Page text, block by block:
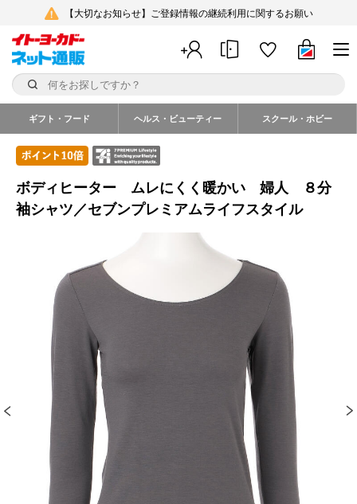
【大切なお知らせ】ご登録情報の継続利用に関するお願い
ギフト・フード ヘルス・ビューティー スクール・ホビー
ボディヒーター ムレにくく暖かい 婦人 ８分
袖シャツ／セブンプレミアムライフスタイル